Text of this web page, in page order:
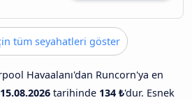
tüm seyahatleri göster
Havaalanı'dan Runcorn'ya en
15.08.2026 tarihinde 134 ₺'dur. Esnek